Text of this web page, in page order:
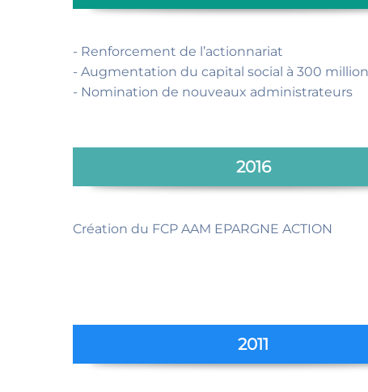
- Renforcement de l’actionnariat
- Augmentation du capital social à 300
- Nomination de nouveaux administrateurs
2016
Création du FCP AAM EPARGNE ACTION
2011